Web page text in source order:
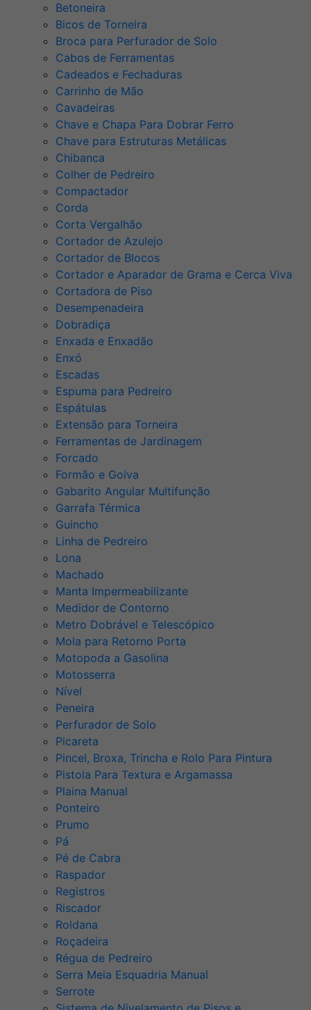
Betoneira
Bicos de Torneira
Broca para Perfurador de Solo
Cabos de Ferramentas
Cadeados e Fechaduras
Carrinho de Mão
Cavadeiras
Chave e Chapa Para Dobrar Ferro
Chave para Estruturas Metálicas
Chibanca
Colher de Pedreiro
Compactador
Corda
Corta Vergalhão
Cortador de Azulejo
Cortador de Blocos
Cortador e Aparador de Grama e Cerca Viva
Cortadora de Piso
Desempenadeira
Dobradiça
Enxada e Enxadão
Enxó
Escadas
Espuma para Pedreiro
Espátulas
Extensão para Torneira
Ferramentas de Jardinagem
Forcado
Formão e Goiva
Gabarito Angular Multifunção
Garrafa Térmica
Guincho
Linha de Pedreiro
Lona
Machado
Manta Impermeabilizante
Medidor de Contorno
Metro Dobrável e Telescópico
Mola para Retorno Porta
Motopoda a Gasolina
Motosserra
Nível
Peneira
Perfurador de Solo
Picareta
Pincel, Broxa, Trincha e Rolo Para Pintura
Pistola Para Textura e Argamassa
Plaina Manual
Ponteiro
Prumo
Pá
Pé de Cabra
Raspador
Registros
Riscador
Roldana
Roçadeira
Régua de Pedreiro
Serra Meia Esquadria Manual
Serrote